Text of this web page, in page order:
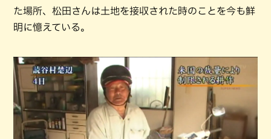
た場所、松田さんは土地を接収された時のことを今も鮮
明に憶えている。